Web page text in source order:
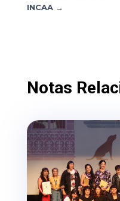
INCAA→
Notas